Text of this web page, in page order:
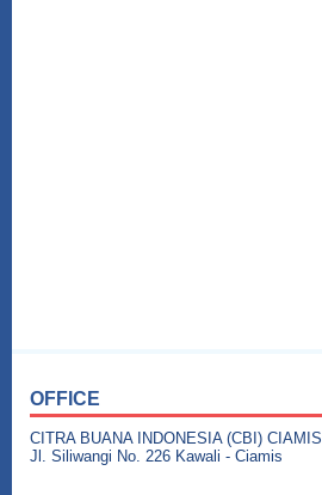
OFFICE
CITRA BUANA INDONESIA (CBI) CIAMIS
Jl. Siliwangi No. 226 Kawali - Ciamis